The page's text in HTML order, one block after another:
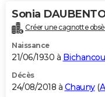
Sonia
Créer une cagnotte
Naissance
21/06/1930 à
Décès
24/08/2018 à Chauny(